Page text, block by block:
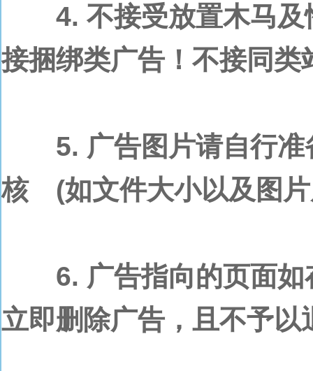
4. 不接受放置木马及
接捆绑类广告！不接同类
5. 广告图片请自行准
核 (如文件大小以及图
6. 广告指向的页面如
立即删除广告，且不予以